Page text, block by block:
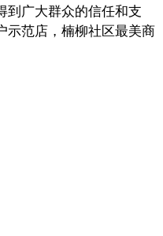
到广大群众的信任和支
示范店，楠柳社区最美商